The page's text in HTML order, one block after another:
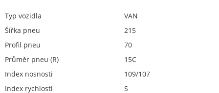
Typ vozidla
VAN
Šířka pneu
215
Profil pneu
70
Průměr pneu (R)
15C
Index nosnosti
109/107
Index rychlosti
S